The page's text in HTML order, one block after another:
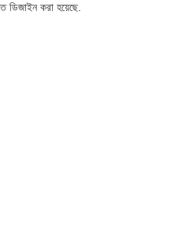
ডিজাইন করা হয়েছে.